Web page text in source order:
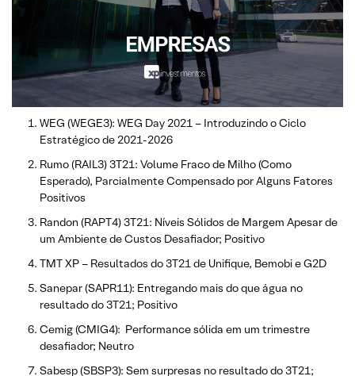
WEG (WEGE3): WEG Day 2021 – Introduzindo o Ciclo
Estratégico de 2021-2026
Rumo (RAIL3) 3T21: Volume Fraco de Milho (Como
Esperado), Parcialmente Compensado por Alguns Fatores
Positivos
Randon (RAPT4) 3T21: Níveis Sólidos de Margem Apesar de
um Ambiente de Custos Desafiador; Positivo
TMT XP – Resultados do 3T21 de Unifique, Bemobi e G2D
Sanepar (SAPR11): Entregando mais do que água no
resultado do 3T21; Positivo
Cemig (CMIG4): Performance sólida em um trimestre
desafiador; Neutro
Sabesp (SBSP3): Sem surpresas no resultado do 3T21;